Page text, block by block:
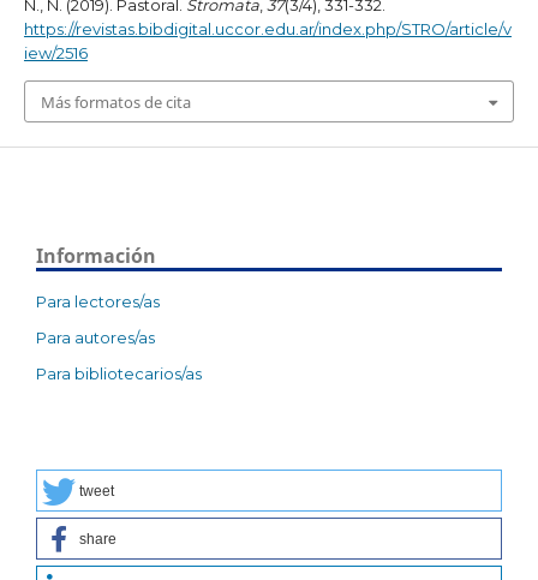
N., N. (2019). Pastoral. Stromata,37(3/4), 331-332.
https://revistas.bibdigital.uccor.edu.ar/index.php/STRO/article/v
iew/2516
Más formatos de cita
Información
Para lectores/as
Para autores/as
Para bibliotecarios/as
tweet
share